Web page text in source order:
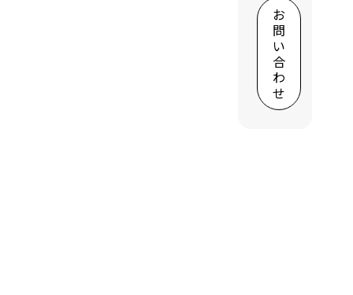
お
問
い
合
わ
せ